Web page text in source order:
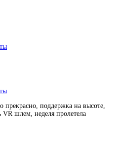
прекрасно, поддержка на высоте,
шлем, неделя пролетела